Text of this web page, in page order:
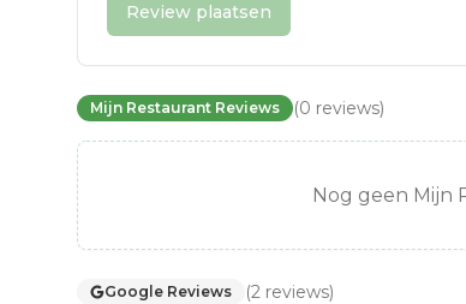
Review plaatsen
Mijn Restaurant Reviews (0 reviews)
Nog geen Mijn
Google Reviews (2 reviews)